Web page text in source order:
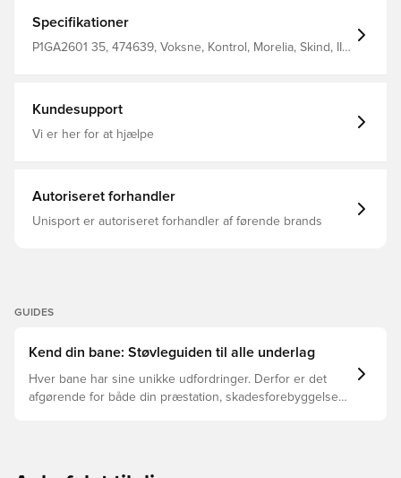
Specifikationer
P1GA2601 35, 474639, Voksne, Kontrol, Morelia, Skind, II,
Kundesupport
Vi er her for at hjælpe
Autoriseret forhandler
Unisport er autoriseret forhandler af førende brands
GUIDES
Kend din bane: Støvleguiden til alle underlag
Hver bane har sine unikke udfordringer. Derfor er det
afgørende for både din præstation, skadesforebyggelse